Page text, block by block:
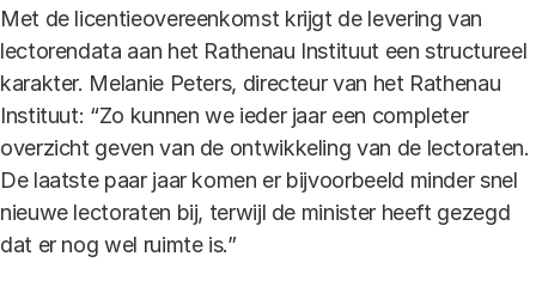
Met de licentieovereenkomst krijgt de levering van
lectorendata aan het Rathenau Instituut een structureel
karakter. Melanie Peters, directeur van het Rathenau
Instituut: “Zo kunnen we ieder jaar een completer
overzicht geven van de ontwikkeling van de lectoraten.
De laatste paar jaar komen er bijvoorbeeld minder snel
nieuwe lectoraten bij, terwijl de minister heeft gezegd
dat er nog wel ruimte is.”